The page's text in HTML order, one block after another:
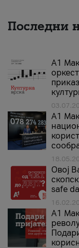
Последни
А1
A1
Овој
safe
А1